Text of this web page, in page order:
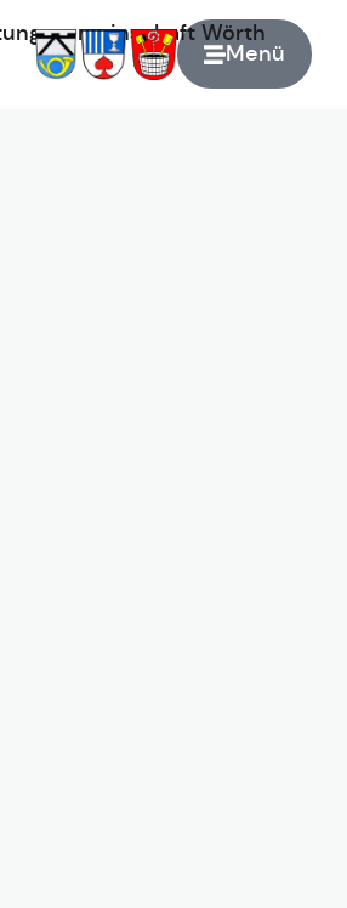
Menü
Wörth